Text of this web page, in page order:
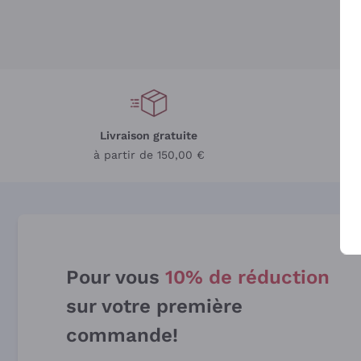
Livraison gratuite
à partir de 150,00 €
Pour vous 10% de réduction
sur votre première
commande!